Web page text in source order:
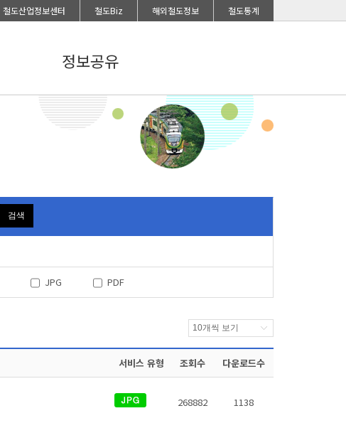
철도산업정보센터 철도Biz 해외철도정보 철도통계
정보공유
검색
JPG PDF
서비스 유형 조회수 다운로드수
268882 1138